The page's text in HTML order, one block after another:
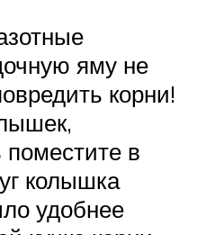
яму не
корни!
в
колышка
удобнее